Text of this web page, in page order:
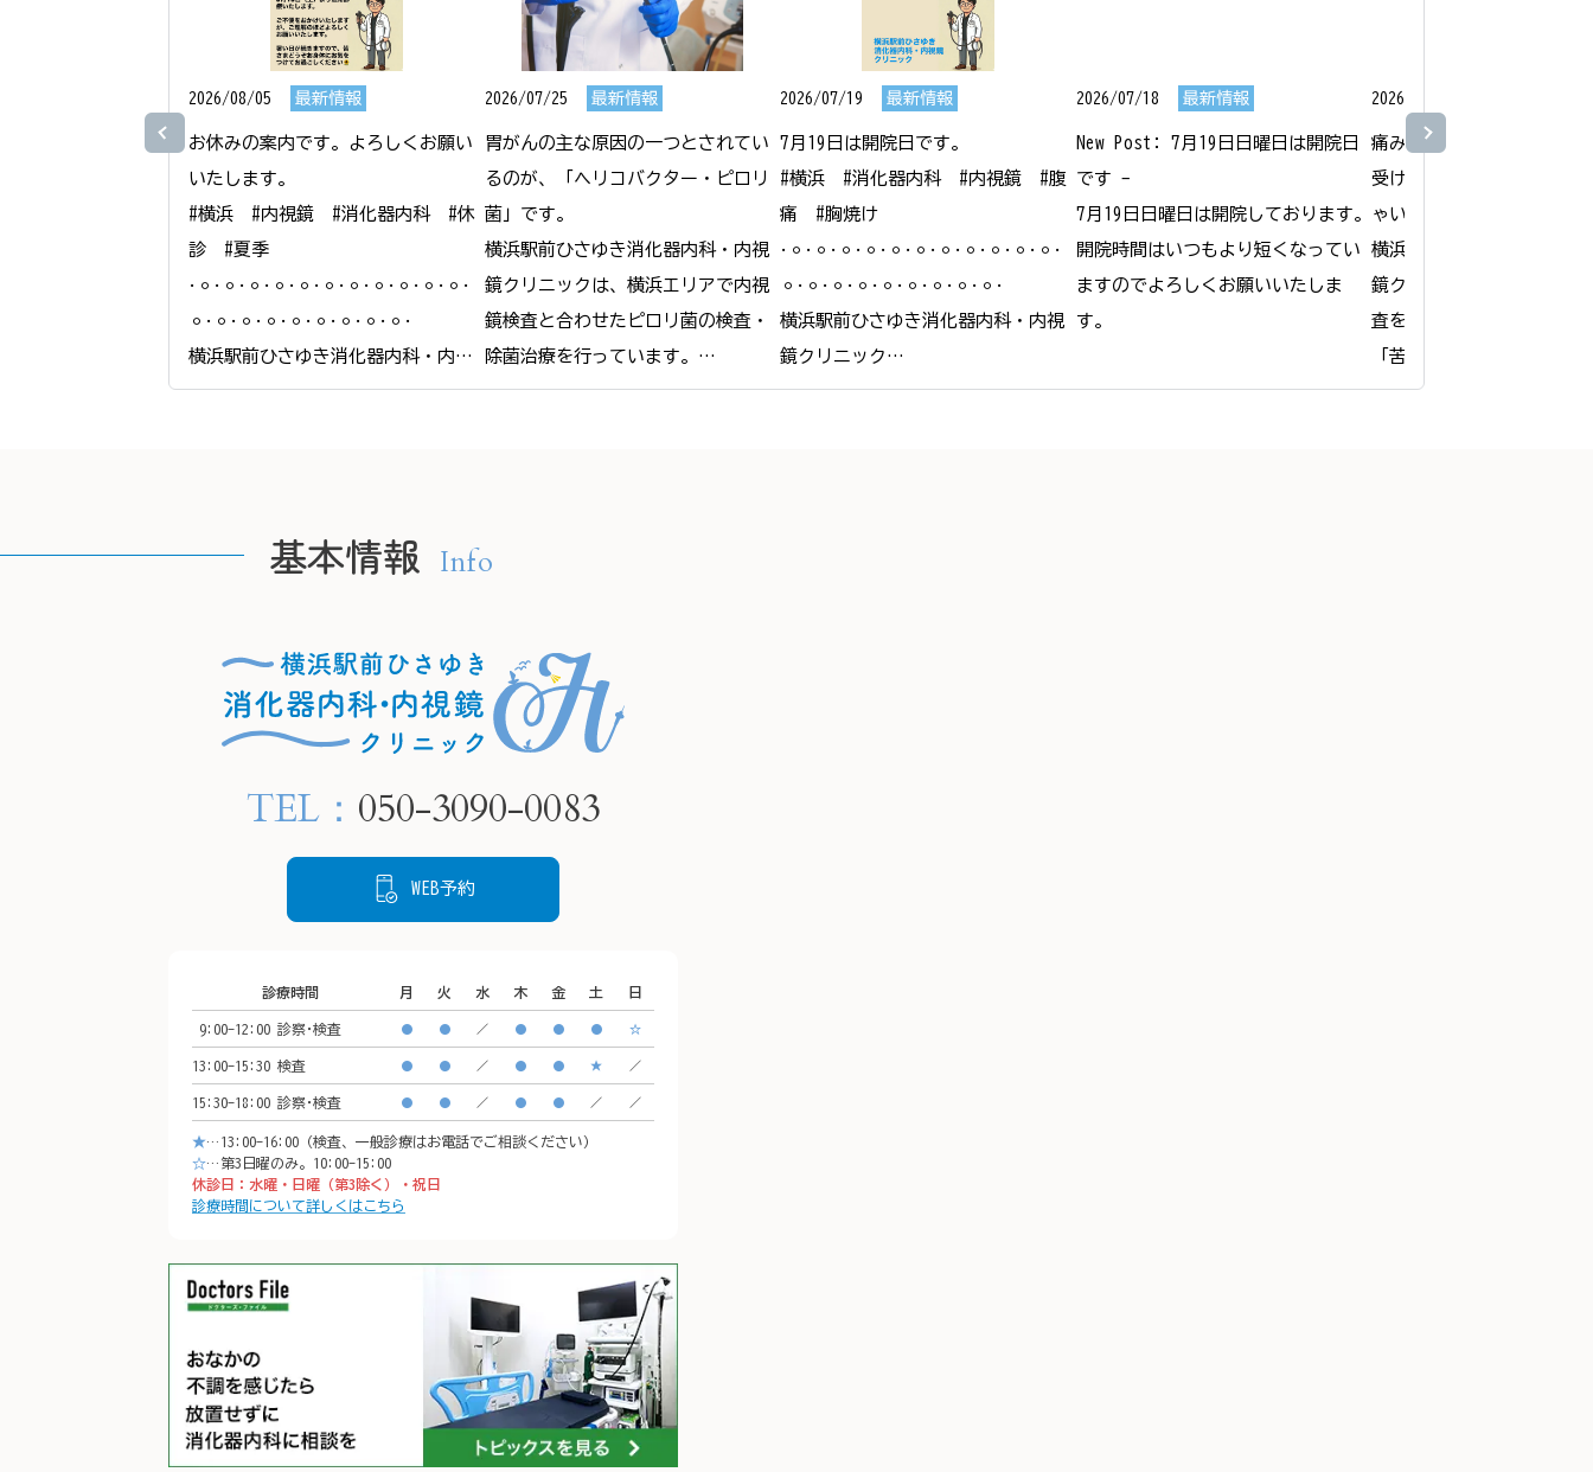
2026/08/05 最新情報
お休みの案内です。よろしくお願い
いたします。
#横浜　#内視鏡　#消化器内科　#休
診　#夏季
𐄁𐄙𐄁𐄙𐄁𐄙𐄁𐄙𐄁𐄙𐄁𐄙𐄁𐄙𐄁𐄙𐄁𐄙𐄁𐄙𐄁𐄙𐄁
𐄙𐄁𐄙𐄁𐄙𐄁𐄙𐄁𐄙𐄁𐄙𐄁𐄙𐄁𐄙𐄁𐄙𐄁
横浜駅前ひさゆき消化器内科・内視
鏡クリニック
プロフィールリンクからご覧くだ
〒220-0005
神奈川県横浜市西区南幸２丁目１６
CeeU Yokohama9階
横浜駅西口　徒歩5分
※イオン内に地下駐車場あり
𐄁𐄙𐄁𐄙𐄁𐄙𐄁𐄙𐄁𐄙𐄁𐄙𐄁𐄙𐄁𐄙𐄁𐄙𐄁𐄙𐄁𐄙𐄁
𐄙𐄁𐄙𐄁𐄙𐄁𐄙𐄁𐄙𐄁𐄙𐄁𐄙𐄁𐄙𐄁𐄙𐄁
2026/07/25 最新情報
胃がんの主な原因の一つとされてい
るのが、「ヘリコバクター・ピロリ
菌」です。
横浜駅前ひさゆき消化器内科・内視
鏡クリニックは、横浜エリアで内視
鏡検査と合わせたピロリ菌の検査・
除菌治療を行っています。
ピロリ菌に感染していると、慢性的
組織を採取して検査することが可能
除菌治療でリスクを下げることがで
きます。
状態を把握するために、どうぞご来
2026/07/19 最新情報
7月19日は開院日です。
#横浜　#消化器内科　#内視鏡　#腹
痛　#胸焼け
𐄁𐄙𐄁𐄙𐄁𐄙𐄁𐄙𐄁𐄙𐄁𐄙𐄁𐄙𐄁𐄙𐄁𐄙𐄁𐄙𐄁𐄙𐄁
𐄙𐄁𐄙𐄁𐄙𐄁𐄙𐄁𐄙𐄁𐄙𐄁𐄙𐄁𐄙𐄁𐄙𐄁
横浜駅前ひさゆき消化器内科・内視
鏡クリニック
＠yokohamaekimae_naishikyou
2026/07/18 最新情報
New Post: 7月19日日曜日は開院日
です -
7月19日日曜日は開院しております。
開院時間はいつもより短くなってい
ますのでよろしくお願いいたしま
2026/07/15
痛みや苦しさへの不安から
受けることをためらう方も
ゃいます。
横浜駅前ひさゆき消化器内
鏡クリニックは、横浜駅で
査を受ける患者様が「痛く
「苦しくない」と感じてい
ような工夫を凝らしていま
基本情報 Info
TEL： 050-3090-0083
WEB予約
診療時間 月 火 水 木 金 土 日
9:00-12:00 診察･検査 ● ● ／ ● ● ● ☆
13:00-15:30 検査 ● ● ／ ● ● ★ ／
15:30-18:00 診察･検査 ● ● ／ ● ● ／ ／
★…13:00-16:00（検査、一般診療はお電話でご相談ください）
☆…第3日曜のみ。10:00-15:00
休診日：水曜・日曜（第3除く）・祝日
診療時間について詳しくはこちら